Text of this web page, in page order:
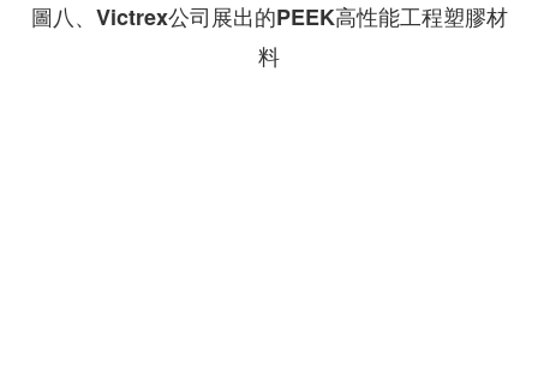
圖八、Victrex公司展出的PEEK高性能工程塑膠材
料